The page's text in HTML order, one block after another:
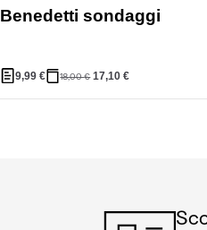
Benedetti sondaggi
9,99 € 18,00€ 17,10€